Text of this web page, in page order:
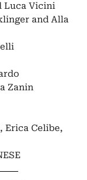
Luca Vicini
and Alla
Zanin
Erica Celibe,